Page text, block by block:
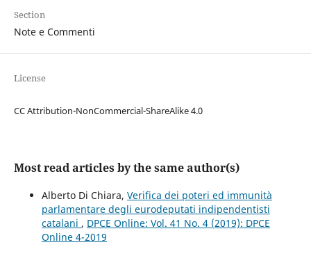
Section
Note e Commenti
License
CC Attribution-NonCommercial-ShareAlike 4.0
Most read articles by the same author(s)
Alberto Di Chiara, Verifica dei poteri ed immunità
parlamentare degli eurodeputati indipendentisti
catalani , DPCE Online: Vol. 41 No. 4 (2019): DPCE
Online 4-2019